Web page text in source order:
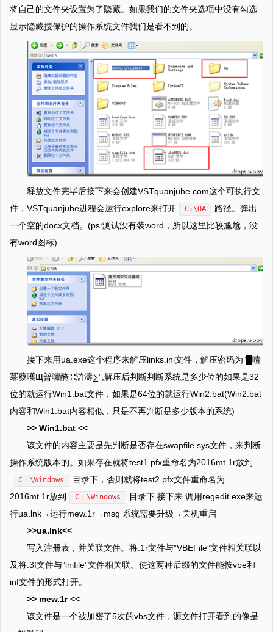
将自己的文件夹设置为了隐藏。如果我们的文件夹选项中没有勾选
显示隐藏搜保护的操作系统文件我们是看不到的。
释放文件完毕后接下来会创建VSTquanjuhe.com这个可执行文
件，VSTquanjuhe进程会运行explore来打开
C:\OA
路径。弹出
一个空的docx文档。(ps:测试没有装word，所以这里比较尴尬，没
有word图标)
接下来用ua.exe这个程序来解压links.ini文件，解压密码为”█噎
冪蕟嚄Щ暜囖醃∷滸濤∑”,解压后判断判断系统是多少位的如果是32
位的就运行Win1.bat文件，如果是64位的就运行Win2.bat(Win2.bat
内容和Win1.bat内容相似，只是不再判断是多少版本的系统)
>> Win1.bat <<
该文件的内容主要是先判断是否存在swapfile.sys文件，来判断
操作系统版本的。如果存在就将test1.pfx重命名为2016mt.1r放到
C：\Windows
目录下，否则就将test2.pfx文件重命名为
2016mt.1r放到
C：\Windows
目录下.接下来 调用regedit.exe来运
行ua.lnk→运行mew.1r→msg 系统需要升级→关机重启
>>ua.lnk<<
写入注册表，并关联文件。将.1r文件与”VBEFile”文件相关联以
及将.3f文件与”inifile”文件相关联。使这两种后缀的文件能按vbe和
inf文件的形式打开。
>> mew.1r <<
该文件是一个被加密了5次的vbs文件，源文件打开看到的像是